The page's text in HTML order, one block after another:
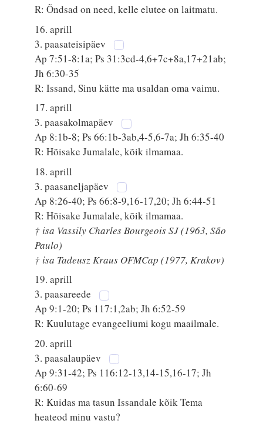
R: Õndsad on need, kelle elutee on laitmatu.
16. aprill
3. paasateisipäev
Ap 7:51-8:1a; Ps 31:3cd-4,6+7c+8a,17+21ab;
Jh 6:30-35
R: Issand, Sinu kätte ma usaldan oma vaimu.
17. aprill
3. paasakolmapäev
Ap 8:1b-8; Ps 66:1b-3ab,4-5,6-7a; Jh 6:35-40
R: Hõisake Jumalale, kõik ilmamaa.
18. aprill
3. paasaneljapäev
Ap 8:26-40; Ps 66:8-9,16-17,20; Jh 6:44-51
R: Hõisake Jumalale, kõik ilmamaa.
† isa Vassily Charles Bourgeois SJ (1963, São
Paulo)
† isa Tadeusz Kraus OFMCap (1977, Krakov)
19. aprill
3. paasareede
Ap 9:1-20; Ps 117:1,2ab; Jh 6:52-59
R: Kuulutage evangeeliumi kogu maailmale.
20. aprill
3. paasalaupäev
Ap 9:31-42; Ps 116:12-13,14-15,16-17; Jh
6:60-69
R: Kuidas ma tasun Issandale kõik Tema
heateod minu vastu?